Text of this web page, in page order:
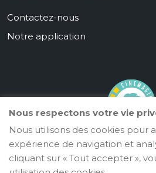
Contactez-nous
Notre application
©2024 . Tous droits
Nous respectons votre vie
Nous utilisons des cookies pour
expérience de navigation et
cliquant sur « Tout accepter »,